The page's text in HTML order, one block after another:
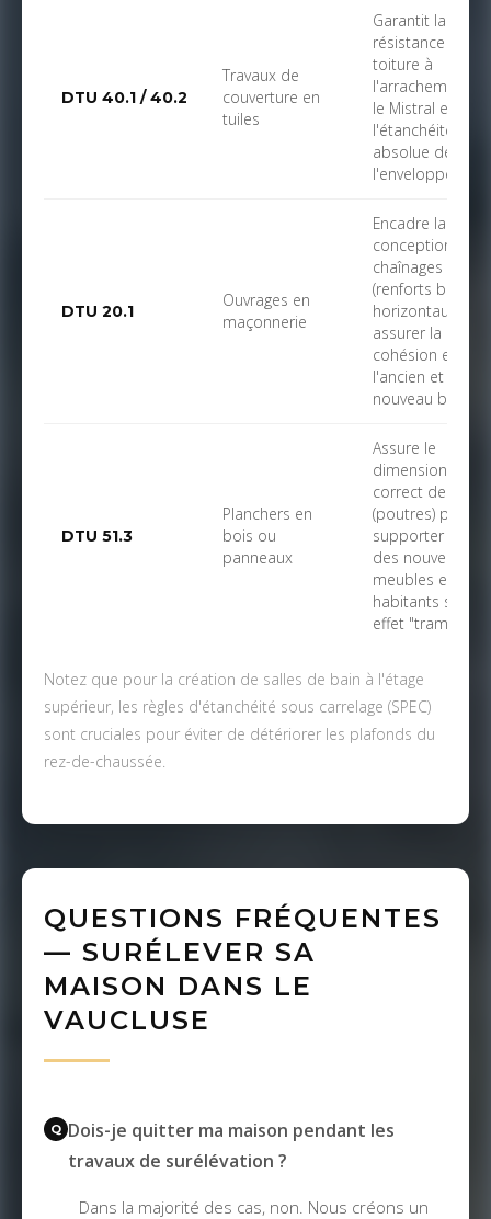
DTU 40.1 / 40.2
Travaux de
couverture en
tuiles
Garantit la
résistance de la
toiture à
l'arrachement
le Mistral et
l'étanchéité
absolue de
l'enveloppe
DTU 20.1
Ouvrages en
maçonnerie
Encadre la
conception des
chaînages
(renforts bétons
horizontaux)
assurer la
cohésion entre
l'ancien et le
nouveau bâti.
DTU 51.3
Planchers en
bois ou
panneaux
Assure le
correct des
(poutres) pour
supporter le
des nouveaux
meubles et
habitants sans
effet
Notez que pour la création de salles de bain à l'étage
supérieur, les règles d'étanchéité sous carrelage (SPEC)
sont cruciales pour éviter de détériorer les plafonds du
rez-de-chaussée.
QUESTIONS FRÉQUENTES
— SURÉLEVER SA
MAISON DANS LE
VAUCLUSE
Dois-je quitter ma maison pendant les
travaux de surélévation ?
Dans la majorité des cas, non. Nous créons un